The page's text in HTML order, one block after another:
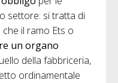
settore: si tratta di
il ramo Ets o
un organo
della fabbriceria,
ordinamentale